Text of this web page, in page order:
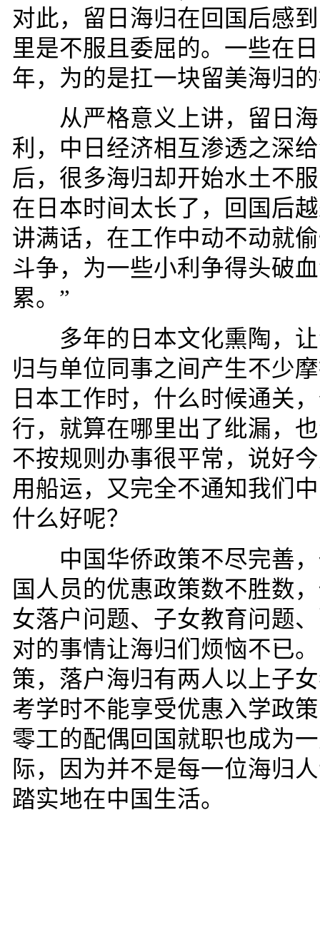
对此，留日海归在回国后感
里是不服且委屈的。一些在
年，为的是扛一块留美海归
从严格意义上讲，留日海
利，中日经济相互渗透之深
后，很多海归却开始水土不
在日本时间太长了，回国后
讲满话，在工作中动不动就
斗争，为一些小利争得头破
累。 ”
多年的日本文化熏陶，让
归与单位同事之间产生不少
日本工作时，什么时候通关
行，就算在哪里出了纰漏，
不按规则办事很平常，说好
用船运，又完全不通知我们
什么好呢？
中国华侨政策不尽完善，
国人员的优惠政策数不胜数
女落户问题、子女教育问题
对的事情让海归们烦恼不已
策，落户海归有两人以上子
考学时不能享受优惠入学政
零工的配偶回国就职也成为
际，因为并不是每一位海归
踏实地在中国生活。